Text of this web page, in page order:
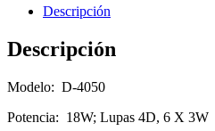
Descripción
Descripción
Modelo: D-4050
Potencia: 18W; Lupas 4D, 6 X 3W